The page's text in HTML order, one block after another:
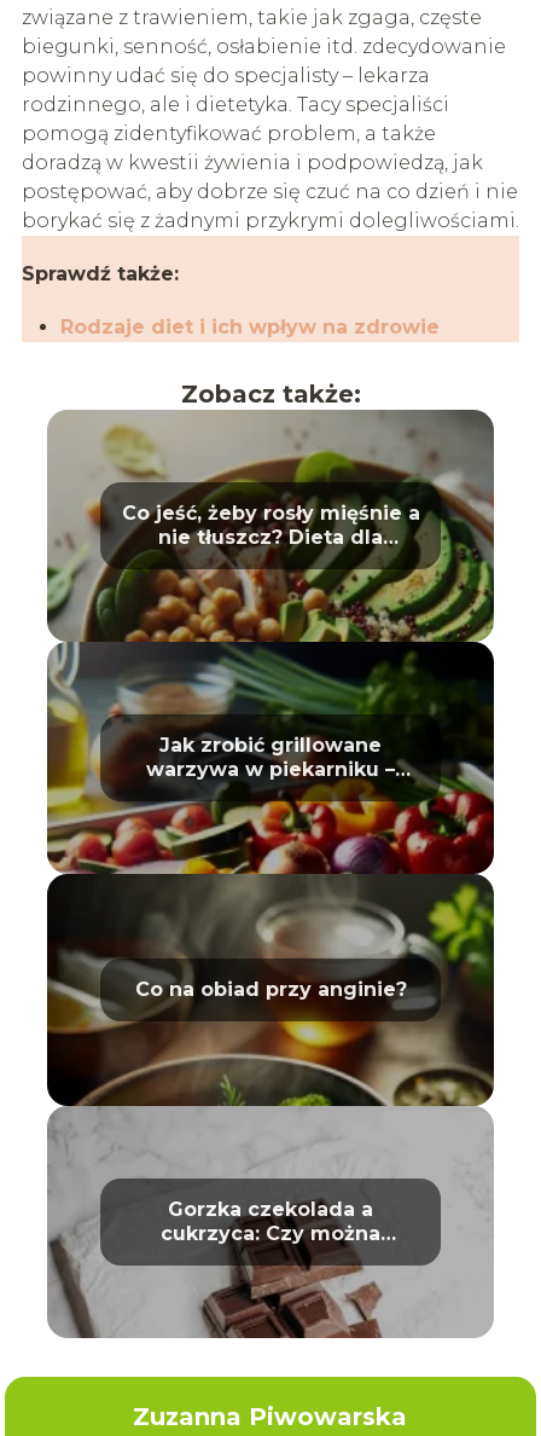
związane z trawieniem, takie jak zgaga, częste
biegunki, senność, osłabienie itd. zdecydowanie
powinny udać się do specjalisty – lekarza
rodzinnego, ale i dietetyka. Tacy specjaliści
pomogą zidentyfikować problem, a także
doradzą w kwestii żywienia i podpowiedzą, jak
postępować, aby dobrze się czuć na co dzień i nie
borykać się z żadnymi przykrymi dolegliwościami.
Sprawdź także:
Rodzaje diet i ich wpływ na zdrowie
Zobacz także:
Co jeść, żeby rosły mięśnie a
nie tłuszcz? Dieta dla
sportowców
Jak zrobić grillowane
warzywa w piekarniku –
poradnik
Co na obiad przy anginie?
Gorzka czekolada a
cukrzyca: Czy można
bezpiecznie ją jeść?
Zuzanna Piwowarska